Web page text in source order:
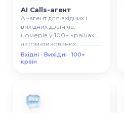
AI Calls-агент
AI-агент для вхідних і
вихідних дзвінків,
номерів у 100+ країнах,
автоматизованих
сценаріїв викликів.
Вхідні · Вихідні · 100+
країн